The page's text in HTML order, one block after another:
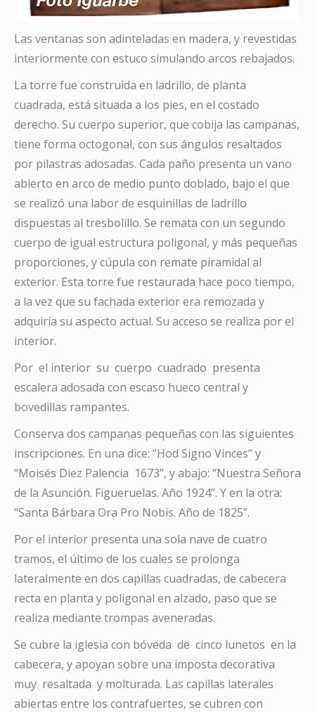
Las ventanas son adinteladas en madera, y revestidas
interiormente con estuco simulando arcos rebajados.
La torre fue construida en ladrillo, de planta
cuadrada, está situada a los pies, en el costado
derecho. Su cuerpo superior, que cobija las campanas,
tiene forma octogonal, con sus ángulos resaltados
por pilastras adosadas. Cada paño presenta un vano
abierto en arco de medio punto doblado, bajo el que
se realizó una labor de esquinillas de ladrillo
dispuestas al tresbolillo. Se remata con un segundo
cuerpo de igual estructura poligonal, y más pequeñas
proporciones, y cúpula con remate piramidal al
exterior. Esta torre fue restaurada hace poco tiempo,
a la vez que su fachada exterior era remozada y
adquiría su aspecto actual. Su acceso se realiza por el
interior.
Por el interior su cuerpo cuadrado presenta
escalera adosada con escaso hueco central y
bovedillas rampantes.
Conserva dos campanas pequeñas con las siguientes
inscripciones. En una dice: “Hod Signo Vinces” y
“Moisés Diez Palencia 1673”, y abajo: “Nuestra Señora
de la Asunción. Figueruelas. Año 1924”. Y en la otra:
“Santa Bárbara Ora Pro Nobis. Año de 1825”.
Por el interior presenta una sola nave de cuatro
tramos, el último de los cuales se prolonga
lateralmente en dos capillas cuadradas, de cabecera
recta en planta y poligonal en alzado, paso que se
realiza mediante trompas aveneradas.
Se cubre la iglesia con bóveda de cinco lunetos en la
cabecera, y apoyan sobre una imposta decorativa
muy resaltada y molturada. Las capillas laterales
abiertas entre los contrafuertes, se cubren con